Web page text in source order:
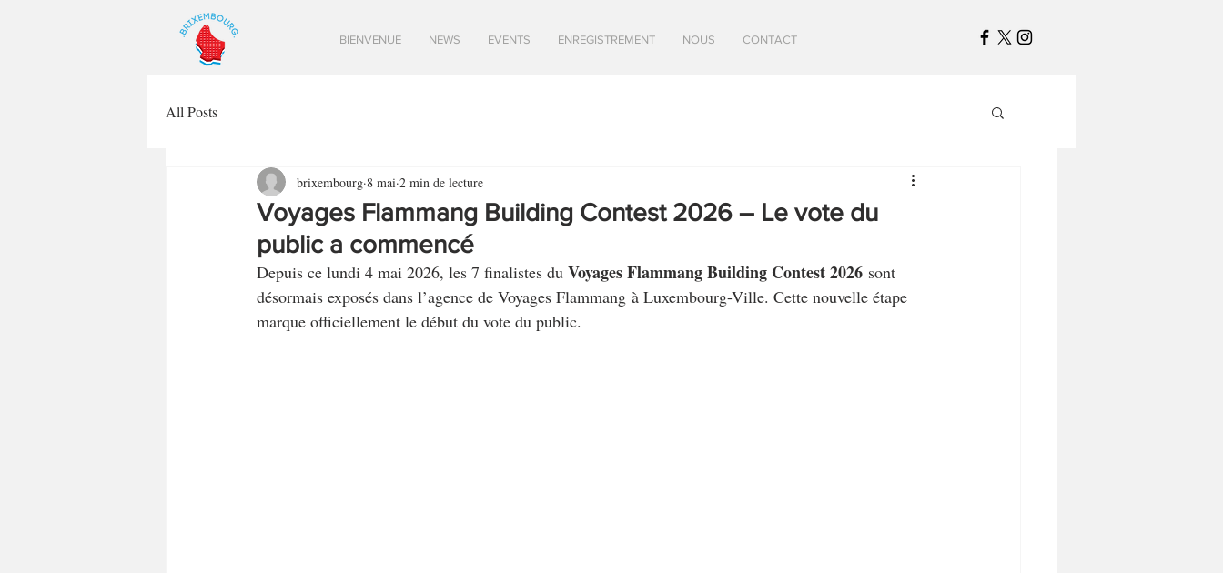
BIENVENUE NEWS EVENTS ENREGISTREMENT NOUS CONTACT
All Posts
Voyages Flammang Building Contest 2026 – Le vote du
public a commencé
brixembourg 8 mai 2 min de lecture
Depuis ce lundi 4 mai 2026, les 7 finalistes du Voyages Flammang Building Contest 2026 sont
désormais exposés dans l’agence de Voyages Flammang à Luxembourg-Ville. Cette nouvelle étape
marque officiellement le début du vote du public.